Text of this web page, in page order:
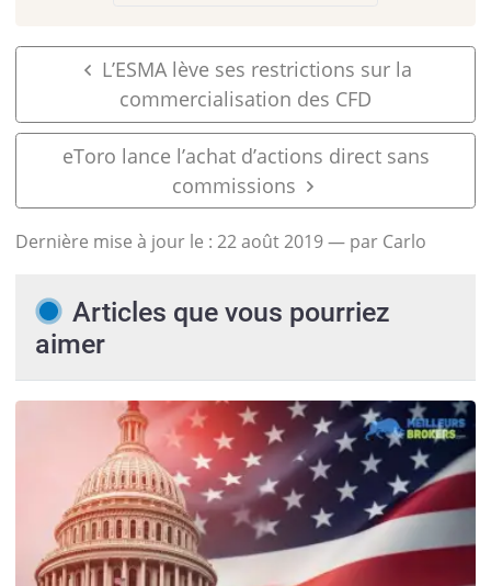
L’ESMA lève ses restrictions sur la
commercialisation des CFD
eToro lance l’achat d’actions direct sans
commissions
Dernière mise à jour le : 22 août 2019— par Carlo
Articles que vous pourriez
aimer